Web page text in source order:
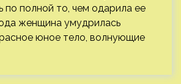
по полной то, чем одарила ее
женщина умудрилась
юное тело, волнующие